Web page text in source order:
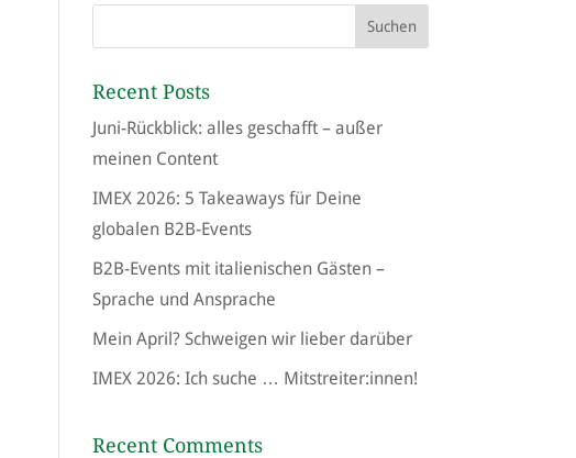
Recent Posts
Juni-Rückblick: alles geschafft – außer
meinen Content
IMEX 2026: 5 Takeaways für Deine
globalen B2B-Events
B2B-Events mit italienischen Gästen –
Sprache und Ansprache
Mein April? Schweigen wir lieber darüber
IMEX 2026: Ich suche … Mitstreiter:innen!
Recent Comments